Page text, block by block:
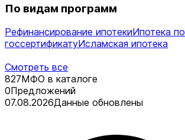
По видам программ
Рефинансирование ипотекиИпотека по
госсертификатуИсламская ипотека
Смотреть все
827МФО в каталоге
0Предложений
07.08.2026Данные обновлены